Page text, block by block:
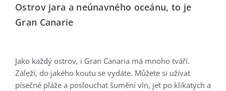
Ostrov jara a neúnavného oceánu, to je
Gran Canarie
Jako každý ostrov, i Gran Canaria má mnoho tváří.
Záleží, do jakého koutu se vydáte. Můžete si užívat
písečné pláže a poslouchat šumění vln, jet po klikatých a